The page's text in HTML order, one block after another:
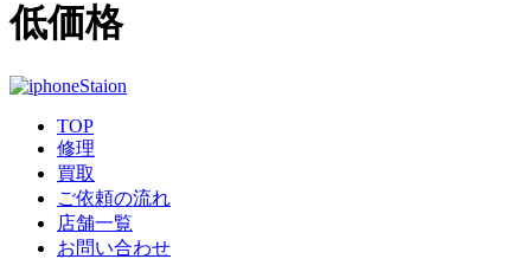
低価格
TOP
修理
買取
ご依頼の流れ
店舗一覧
お問い合わせ